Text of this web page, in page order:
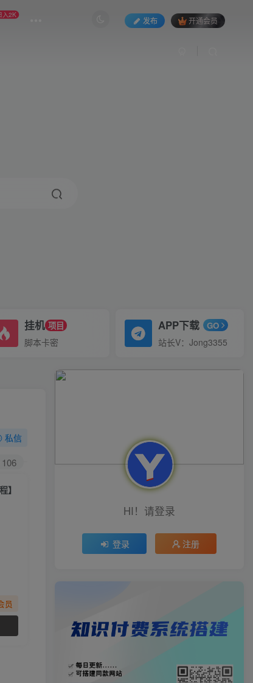
入2K
发布 开通会员
挂机 项目
脚本卡密
APP下载 GO
站长V：Jong3355
私信
106
】
员
HI！请登录
登录 注册